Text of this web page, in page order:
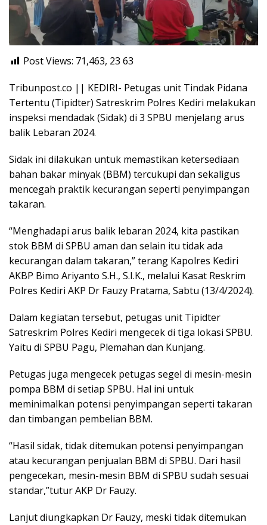
Post Views: 71,463, 23 63
Tribunpost.co || KEDIRI- Petugas unit Tindak Pidana
Tertentu (Tipidter) Satreskrim Polres Kediri melakukan
inspeksi mendadak (Sidak) di 3 SPBU menjelang arus
balik Lebaran 2024.
Sidak ini dilakukan untuk memastikan ketersediaan
bahan bakar minyak (BBM) tercukupi dan sekaligus
mencegah praktik kecurangan seperti penyimpangan
takaran.
“Menghadapi arus balik lebaran 2024, kita pastikan
stok BBM di SPBU aman dan selain itu tidak ada
kecurangan dalam takaran,” terang Kapolres Kediri
AKBP Bimo Ariyanto S.H., S.I.K., melalui Kasat Reskrim
Polres Kediri AKP Dr Fauzy Pratama, Sabtu (13/4/2024).
Dalam kegiatan tersebut, petugas unit Tipidter
Satreskrim Polres Kediri mengecek di tiga lokasi SPBU.
Yaitu di SPBU Pagu, Plemahan dan Kunjang.
Petugas juga mengecek petugas segel di mesin-mesin
pompa BBM di setiap SPBU. Hal ini untuk
meminimalkan potensi penyimpangan seperti takaran
dan timbangan pembelian BBM.
“Hasil sidak, tidak ditemukan potensi penyimpangan
atau kecurangan penjualan BBM di SPBU. Dari hasil
pengecekan, mesin-mesin BBM di SPBU sudah sesuai
standar,”tutur AKP Dr Fauzy.
Lanjut diungkapkan Dr Fauzy, meski tidak ditemukan